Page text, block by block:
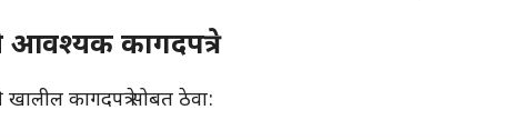
आवश्यक कागदपत्रे
कागदपत्रे सोबत ठेवा: